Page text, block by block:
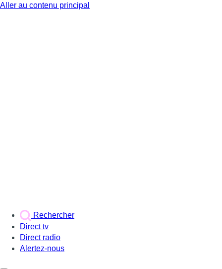
Aller au contenu principal
Rechercher
Direct tv
Direct radio
Alertez-nous